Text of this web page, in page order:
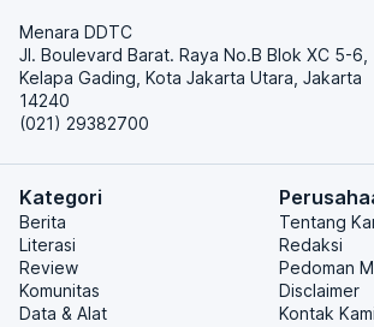
Menara DDTC
Jl. Boulevard Barat. Raya No.B Blok XC 5-6,
Kelapa Gading, Kota Jakarta Utara, Jakarta
14240
(021) 29382700
Kategori
Berita
Literasi
Review
Komunitas
Data & Alat
Tentang
Redaksi
Pedoman
Disclaimer
Kontak Kami